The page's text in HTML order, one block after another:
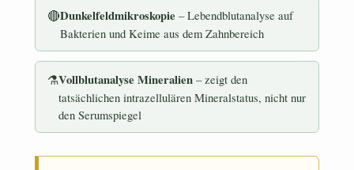
🔴Dunkelfeldmikroskopie – Lebendblutanalyse auf
Bakterien und Keime aus dem Zahnbereich
⚗️Vollblutanalyse Mineralien– zeigt den
tatsächlichen intrazellulären Mineralstatus, nicht nur
den Serumspiegel